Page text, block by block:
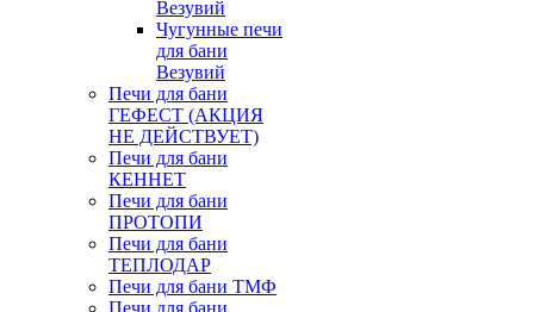
Везувий
Чугунные печи
для бани
Везувий
Печи для бани
ГЕФЕСТ (АКЦИЯ
НЕ ДЕЙСТВУЕТ)
Печи для бани
КЕННЕТ
Печи для бани
ПРОТОПИ
Печи для бани
ТЕПЛОДАР
Печи для бани ТМФ
Печи для бани